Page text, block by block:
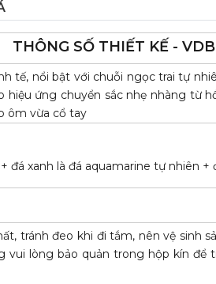
THÔNG SỐ THIẾT KẾ -
tế, nổi bật với chuỗi ngọc trai tự
hiệu ứng chuyển sắc nhẹ nhàng từ
ôm vừa cổ tay
đá xanh là đá aquamarine tự nhiên +
tránh đeo khi đi tắm, nên vệ sinh
vui lòng bảo quản trong hộp kín để